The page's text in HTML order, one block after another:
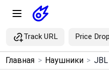
Track URL Price
Menu ×
Главная > Наушники >